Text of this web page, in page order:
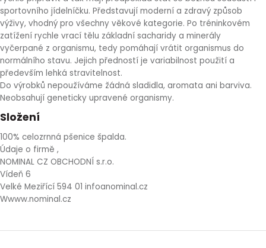
sportovního jídelníčku. Představují moderní a zdravý způsob
výživy, vhodný pro všechny věkové kategorie. Po tréninkovém
zatížení rychle vrací tělu základní sacharidy a minerály
vyčerpané z organismu, tedy pomáhají vrátit organismus do
normálního stavu. Jejich předností je variabilnost použití a
především lehká stravitelnost.
Do výrobků nepoužíváme žádná sladidla, aromata ani barviva.
Neobsahují geneticky upravené organismy.
Složení
100% celozrnná pšenice špalda.
Údaje o firmě ,
NOMINAL CZ OBCHODNÍ s.r.o.
Vídeň 6
Velké Meziřící 594 01 infoanominal.cz
Wwww.nominal.cz